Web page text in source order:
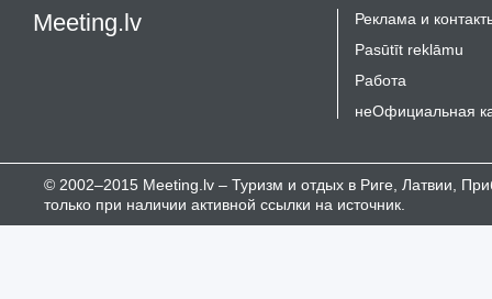
Meeting.lv
Реклама и
Pasūtīt reklāmu
Работа
неОфициальная
© 2002–2015 Meeting.lv – Туризм и отдых в Риге, Латвии,
только при наличии активной ссылки на источник.